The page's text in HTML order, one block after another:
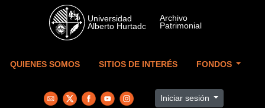
Skip to main content
QUIENES SOMOS SITIOS DE INTERÉS FONDOS
Iniciar sesión